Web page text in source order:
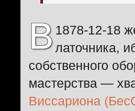
В 1878-12-18
латочника,
собственного
мастерства —
Виссариона